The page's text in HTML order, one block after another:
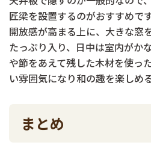
匠梁を設置するのがおすすめです
開放感が高まる上に、大きな窓
たっぷり入り、日中は室内がか
や節をあえて残した木材を使っ
い雰囲気になり和の趣を楽しめ
まとめ